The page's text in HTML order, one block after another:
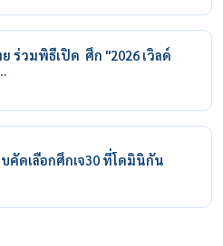
ร่วมพิธีเปิด ศึก "2026 เวิลด์
คัดเลือกศึกเจ30 ที่โดมินิกัน